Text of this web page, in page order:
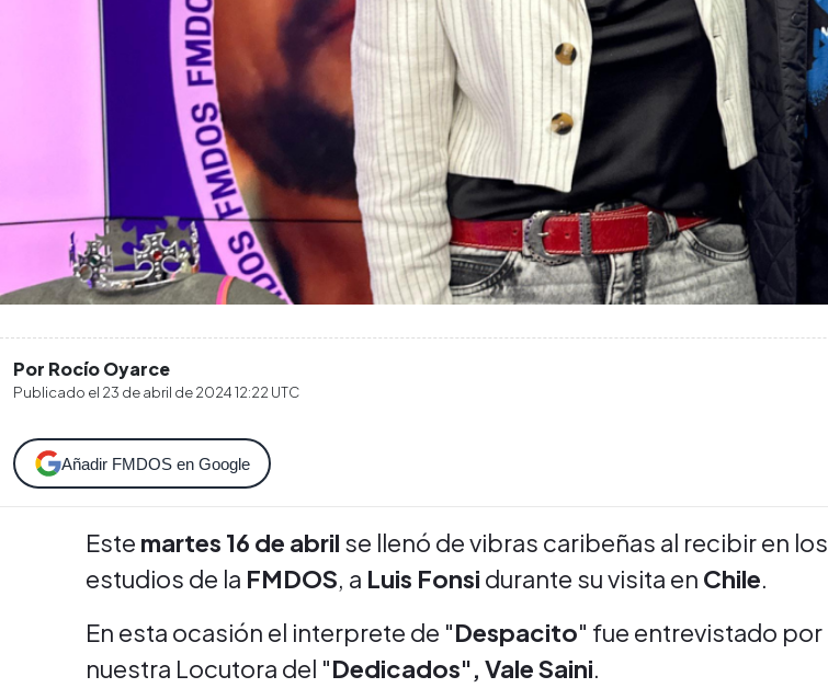
Por Rocío Oyarce
Publicado el 23 de abril de 2024 12:22 UTC
Añadir FMDOS en Google
Este martes 16 de abril se llenó de vibras caribeñas al recibir en los
estudios de la FMDOS, a Luis Fonsi durante su visita en Chile.
En esta ocasión el interprete de "Despacito" fue entrevistado por
nuestra Locutora del "Dedicados", Vale Saini.